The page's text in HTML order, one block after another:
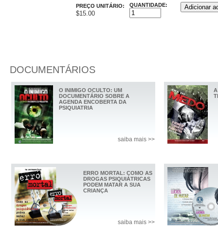
PREÇO UNITÁRIO:
$15.00
QUANTIDADE:
DOCUMENTÁRIOS
O INIMIGO OCULTO: UM
DOCUMENTÁRIO SOBRE A
AGENDA ENCOBERTA DA
PSIQUIATRIA
saiba mais >>
A
ERRO MORTAL: COMO AS
DROGAS PSIQUIÁTRICAS
PODEM MATAR A SUA
CRIANÇA
saiba mais >>